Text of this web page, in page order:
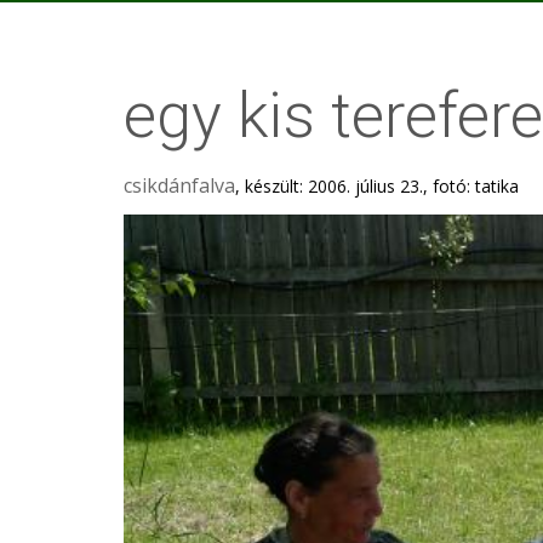
egy kis terefere
csikdánfalva, készült: 2006. július 23., fotó: tatika